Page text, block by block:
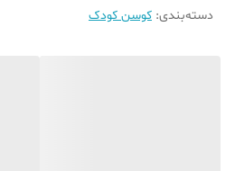
دسته‌بندی: کوسن کودک